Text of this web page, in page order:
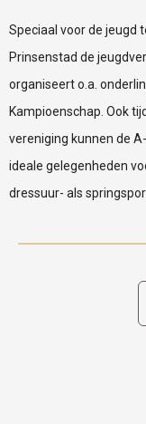
Speciaal voor de jeugd
Prinsenstad de
organiseert o.a.
Kampioenschap. Ook
vereniging kunnen de
ideale gelegenheden
dressuur- als